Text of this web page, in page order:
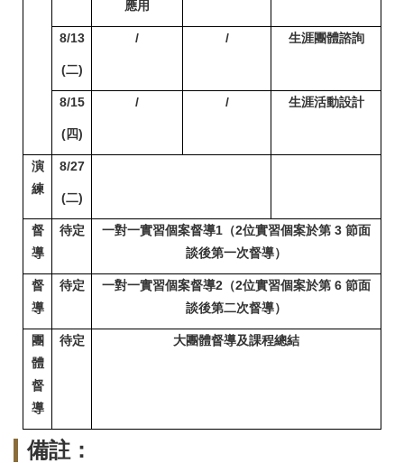
應用
8/13
(二)
/ / 生涯團體諮詢
8/15
(四)
/ / 生涯活動設計
演
練
8/27
(二)
督
導
待定 一對一實習個案督導1 （2位實習個案於第 3 節面
談後第一次督導）
督
導
待定 一對一實習個案督導2 （2位實習個案於第 6 節面
談後第二次督導）
團
體
督
導
待定 大團體督導及課程總結
備註：